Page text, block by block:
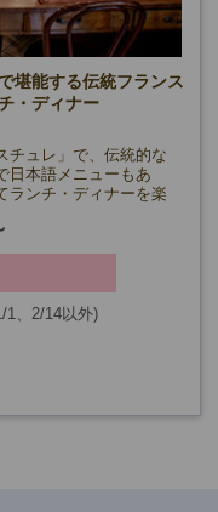
堪能する伝統フランス
・ディナー
チュレ」で、伝統的な
日本語メニューもあ
ランチ・ディナーを楽
1、2/14以外)